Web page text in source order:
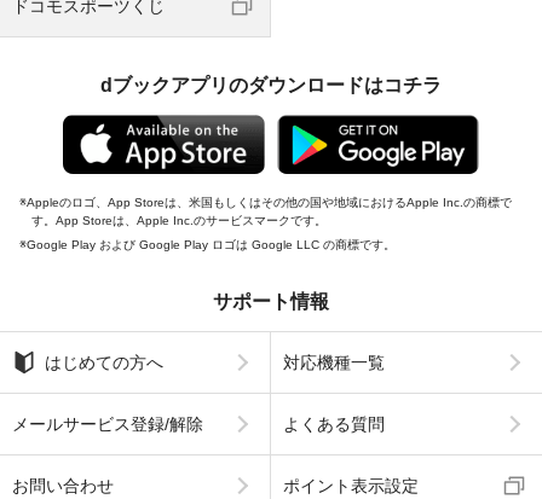
ドコモスポーツくじ
dブックアプリのダウンロードはコチラ
Appleのロゴ、App Storeは、米国もしくはその他の国や地域におけるApple Inc.の商標で
す。App Storeは、Apple Inc.のサービスマークです。
Google Play および Google Play ロゴは Google LLC の商標です。
サポート情報
はじめての方へ 対応機種一覧
メールサービス登録/解除 よくある質問
お問い合わせ ポイント表示設定